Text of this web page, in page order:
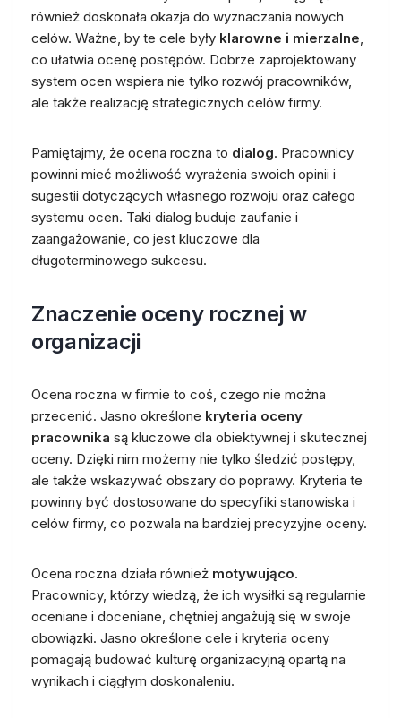
również doskonała okazja do wyznaczania nowych
celów. Ważne, by te cele były klarowne i mierzalne,
co ułatwia ocenę postępów. Dobrze zaprojektowany
system ocen wspiera nie tylko rozwój pracowników,
ale także realizację strategicznych celów firmy.
Pamiętajmy, że ocena roczna to dialog. Pracownicy
powinni mieć możliwość wyrażenia swoich opinii i
sugestii dotyczących własnego rozwoju oraz całego
systemu ocen. Taki dialog buduje zaufanie i
zaangażowanie, co jest kluczowe dla
długoterminowego sukcesu.
Znaczenie oceny rocznej w
organizacji
Ocena roczna w firmie to coś, czego nie można
przecenić. Jasno określone kryteria oceny
pracownika są kluczowe dla obiektywnej i skutecznej
oceny. Dzięki nim możemy nie tylko śledzić postępy,
ale także wskazywać obszary do poprawy. Kryteria te
powinny być dostosowane do specyfiki stanowiska i
celów firmy, co pozwala na bardziej precyzyjne oceny.
Ocena roczna działa również motywująco.
Pracownicy, którzy wiedzą, że ich wysiłki są regularnie
oceniane i doceniane, chętniej angażują się w swoje
obowiązki. Jasno określone cele i kryteria oceny
pomagają budować kulturę organizacyjną opartą na
wynikach i ciągłym doskonaleniu.